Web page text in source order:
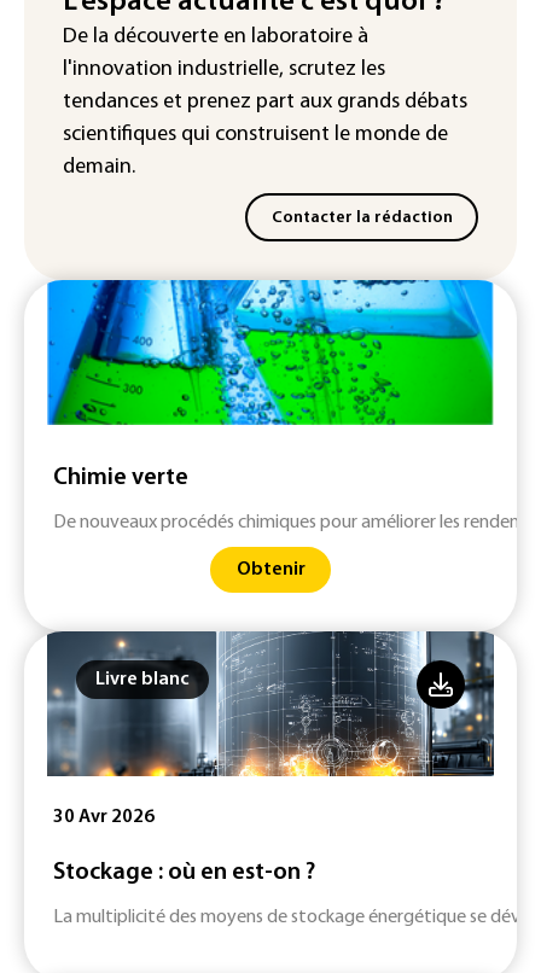
Iris³: Eutelsat investira 3,4 milliards
d'euros dans la future constellation
européenne
De la découverte en laboratoire à
l'innovation industrielle, scrutez les
tendances et prenez part aux grands débats
scientifiques qui construisent le monde de
demain.
Contacter la rédaction
Chimie verte
De nouveaux procédés chimiques pour améliorer les
Obtenir
Livre blanc
30 Avr 2026
Stockage : où en est-on ?
La multiplicité des moyens de stockage énergétique se